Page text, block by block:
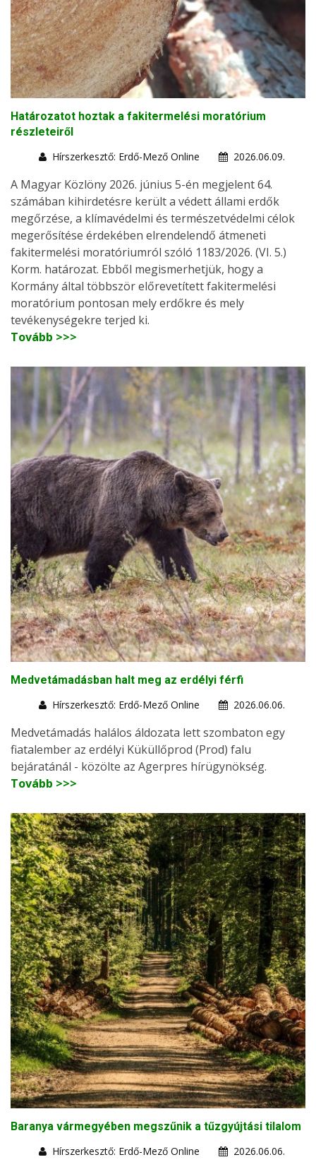
Határozatot hoztak a fakitermelési moratórium
részleteiről
Hírszerkesztő: Erdő-Mező Online
2026.06.09.
A Magyar Közlöny 2026. június 5-én megjelent 64.
számában kihirdetésre került a védett állami erdők
megőrzése, a klímavédelmi és természetvédelmi célok
megerősítése érdekében elrendelendő átmeneti
fakitermelési moratóriumról szóló 1183/2026. (VI. 5.)
Korm. határozat. Ebből megismerhetjük, hogy a
Kormány által többször előrevetített fakitermelési
moratórium pontosan mely erdőkre és mely
tevékenységekre terjed ki.
Tovább >>>
Medvetámadásban halt meg az erdélyi férfi
Hírszerkesztő: Erdő-Mező Online
2026.06.06.
Medvetámadás halálos áldozata lett szombaton egy
fiatalember az erdélyi Küküllőprod (Prod) falu
bejáratánál - közölte az Agerpres hírügynökség.
Tovább >>>
Baranya vármegyében megszűnik a tűzgyújtási tilalom
Hírszerkesztő: Erdő-Mező Online
2026.06.06.